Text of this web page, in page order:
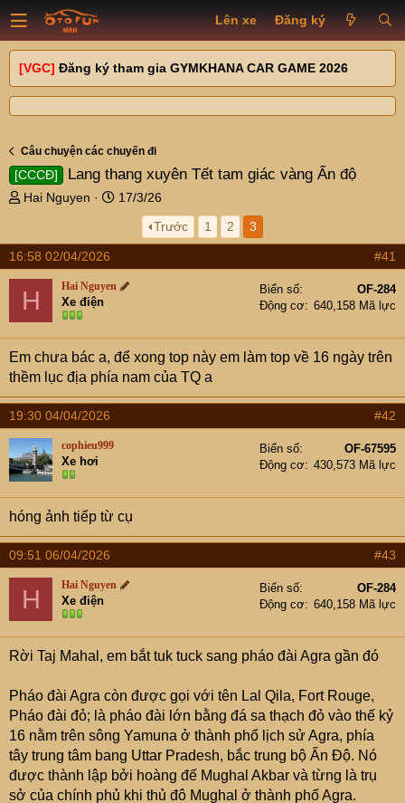
Lên xe Đăng ký
[VGC] Đăng ký tham gia GYMKHANA CAR GAME 2026
Câu chuyện các chuyến đi
[CCCĐ] Lang thang xuyên Tết tam giác vàng Ấn độ
T
e
a
d
s
r
t
e
r
Hai Nguyen
N
y
ử
17/3/26
Trước
1 2 3
16:58 02/04/2026 #41
H Hai Nguyen
Xe điện
Biển số
OF-284
Động cơ
640,158 Mã lực
Em chưa bác a, để xong top này em làm top về 16 ngày trên
thềm lục địa phía nam của TQ a
19:30 04/04/2026 #42
cophieu999
Xe hơi
Biển số
OF-67595
Động cơ
430,573 Mã lực
hóng ảnh tiếp từ cụ
09:51 06/04/2026 #43
H Hai Nguyen
Xe điện
Biển số
OF-284
Động cơ
640,158 Mã lực
Rời Taj Mahal, em bắt tuk tuck sang pháo đài Agra gần đó
Pháo đài Agra còn được gọi với tên Lal Qila, Fort Rouge,
Pháo đài đỏ; là pháo đài lớn bằng đá sa thạch đỏ vào thế kỷ
16 nằm trên sông Yamuna ở thành phố lịch sử Agra, phía
tây trung tâm bang Uttar Pradesh, bắc trung bộ Ấn Độ. Nó
được thành lập bởi hoàng đế Mughal Akbar và từng là trụ
sở của chính phủ khi thủ đô Mughal ở thành phố Agra.